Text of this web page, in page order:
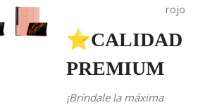
rojo
⭐CALIDAD
PREMIUM
¡Bríndale la máxima